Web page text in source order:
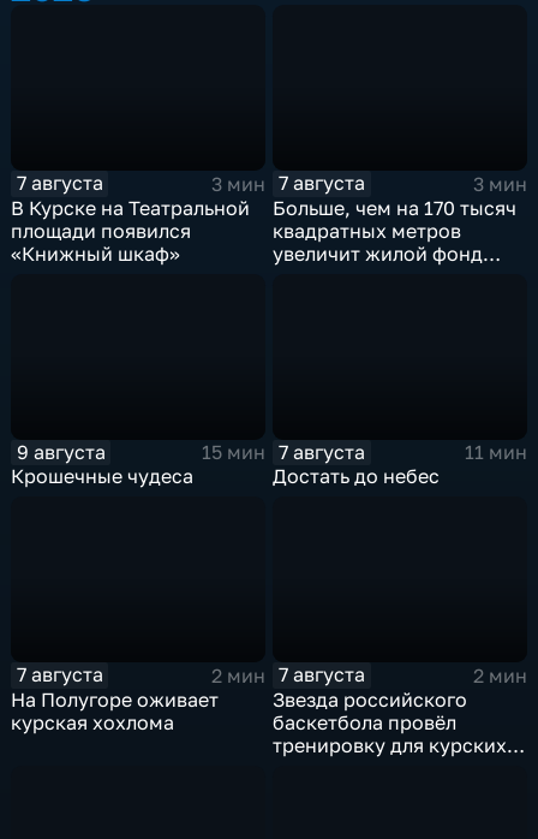
7 августа
3 мин
В Курске на Театральной
площади появился
«Книжный шкаф»
7 августа
3 мин
Больше, чем на 170 тысяч
квадратных метров
увеличит жилой фонд
9 августа
15 мин
Крошечные чудеса
7 августа
11 мин
Достать до небес
7 августа
2 мин
На Полугоре оживает
курская хохлома
7 августа
2 мин
Звезда российского
баскетбола провёл
тренировку для курских